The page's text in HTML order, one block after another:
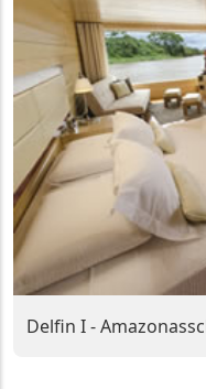
Delfin I -